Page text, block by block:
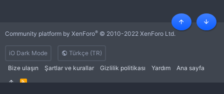
iO Dark Mode
Türkçe (TR)
Bize ulaşın
Şartlar ve kurallar Gizlilik politikası Yardım Ana sayfa
R
Community platform by XenForo® © 2010-2022 XenForo Ltd.
Üst Alt